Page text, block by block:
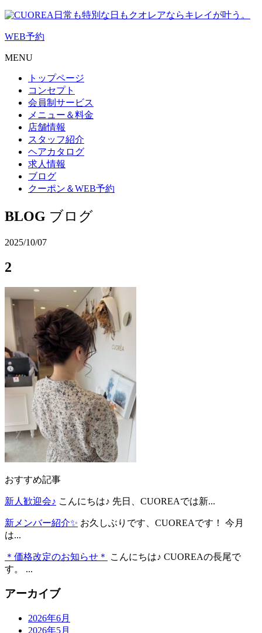
日常も特別な日もクオレアならキレイが叶う。
WEB予約
MENU
トップページ
コンセプト
会員制サービス
メニュー＆料金
店舗情報
スタッフ紹介
ヘアカタログ
求人情報
ブログ
クーポン＆WEB予約
BLOG ブログ
2025/10/07
2
おすすめ記事
新人歓迎会♪ こんにちは♪ 先日、CUOREAでは新...
新メンバー紹介✨ お久しぶりです、CUOREAです！ 今月
は...
＊価格改定のお知らせ＊
こんにちは♪ CUOREAの長尾で
す。 ...
アーカイブ
2026年6月
2026年5月